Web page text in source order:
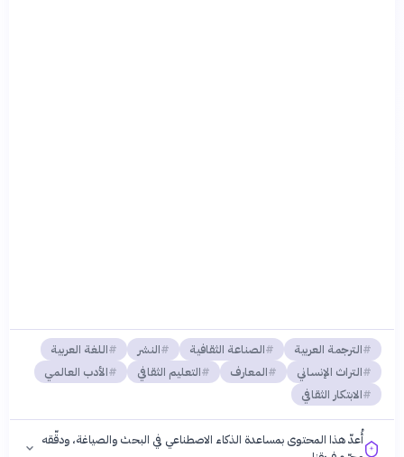
الترجمة العربية الصناعة الثقافية النشر
اللغة العربية
التراث الإنساني
المعارف التعليم الثقافي
الأدب العالمي
الابتكار الثقافي
أُعدّ هذا المحتوى بمساعدة الذكاء الاصطناعي في البحث والصياغة، ودقّقه